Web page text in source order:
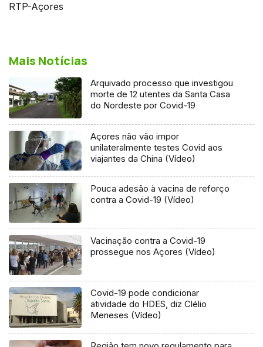
RTP-Açores
Mais Notícias
Arquivado processo que investigou
morte de 12 utentes da Santa Casa
do Nordeste por Covid-19
Açores não vão impor
unilateralmente testes Covid aos
viajantes da China (Vídeo)
Pouca adesão à vacina de reforço
contra a Covid-19 (Vídeo)
Vacinação contra a Covid-19
prossegue nos Açores (Vídeo)
Covid-19 pode condicionar
atividade do HDES, diz Clélio
Meneses (Vídeo)